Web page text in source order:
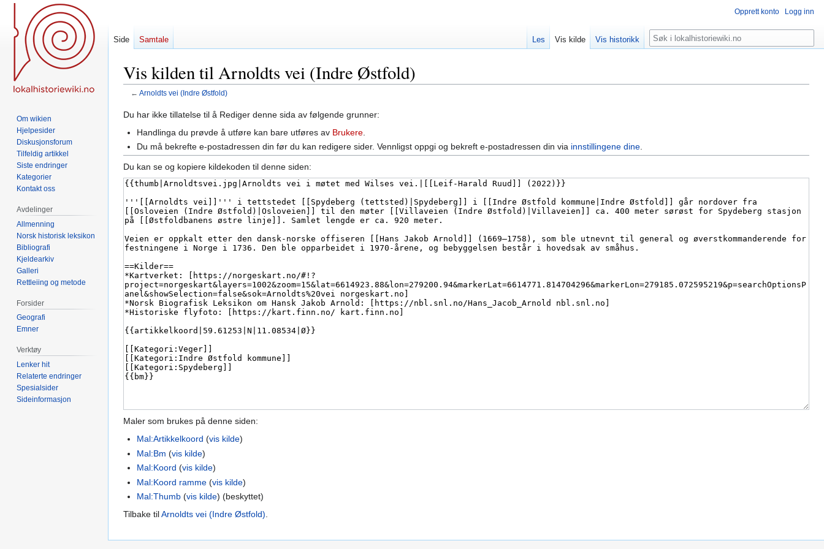
Vis kilden til Arnoldts vei (Indre Østfold)
← Arnoldts vei (Indre Østfold)
Hopp
navigering
Hopp
Du har ikke tillatelse til å Rediger denne sida av følgende grunner:
Handlinga du prøvde å utføre kan bare utføres av Brukere
Du må bekrefte e-postadressen din før du kan redigere sider. Vennligst oppgi og bekreft e-postadressen din via innstillingene dine
Du kan se og kopiere kildekoden til denne siden:
Maler som brukes på denne siden:
Mal:Artikkelkoord (vis kilde)
Mal:Bm (vis kilde)
Mal:Koord (vis kilde)
Mal:Koord ramme (vis kilde)
Mal:Thumb (vis kilde) (beskyttet)
Tilbake tilArnoldts vei (Indre Østfold)
Opprett konto Logg inn
Side Samtale Les Vis kilde Vis historikk Søk
Om wikien
Hjelpesider
Diskusjonsforum
Tilfeldig artikkel
Siste endringer
Kategorier
Kontakt oss
Avdelinger
Allmenning
Norsk historisk leksikon
Bibliografi
Kjeldearkiv
Galleri
Rettleiing og metode
Forsider
Geografi
Emner
Verktøy
Lenker hit
Relaterte endringer
Spesialsider
Sideinformasjon